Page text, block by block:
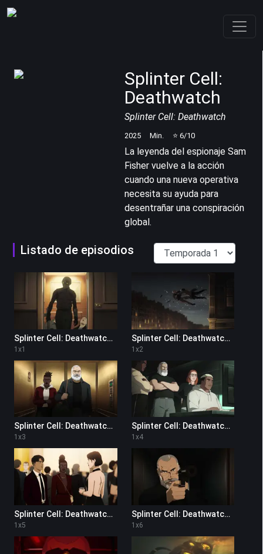
Splinter Cell:
Deathwatch
Splinter Cell: Deathwatch
2025 Min. ⭐ 6/10
La leyenda del espionaje Sam
Fisher vuelve a la acción
cuando una nueva operativa
necesita su ayuda para
desentrañar una conspiración
global.
Listado de episodios
Splinter Cell: Deathwatch 1x1
1 x1
Splinter Cell: Deathwatch 1x2
1 x2
Splinter Cell: Deathwatch 1x3
1 x3
Splinter Cell: Deathwatch 1x4
1 x4
Splinter Cell: Deathwatch 1x5
1 x5
Splinter Cell: Deathwatch 1x6
1 x6